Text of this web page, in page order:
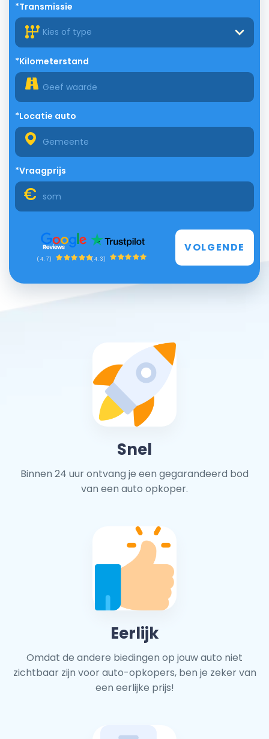
*Transmissie
Kies of type
*Kilometerstand
*Locatie auto
*Vraagprijs
(4.7) (4.3)
VOLGENDE
Snel
Binnen 24 uur ontvang je een gegarandeerd bod
van een auto opkoper.
Eerlijk
Omdat de andere biedingen op jouw auto niet
zichtbaar zijn voor auto-opkopers, ben je zeker van
een eerlijke prijs!